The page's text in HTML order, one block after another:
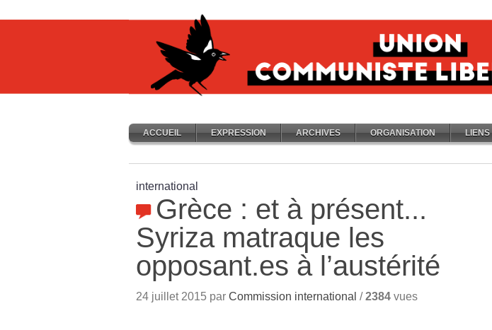
ACCUEIL EXPRESSION ARCHIVES ORGANISATION LIENS
international
Grèce : et à présent...
Syriza matraque les
opposant.es à l’austérité
24 juillet 2015 par Commission international /2384 vues